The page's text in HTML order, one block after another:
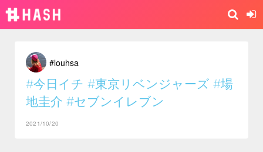
#louhsa
#今日イチ #東京リベンジャーズ #場
地圭介 #セブンイレブン
2021/10/20